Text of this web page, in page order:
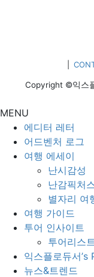
Copyright ©익스
MENU
에디터 레터
어드벤처 로그
여행 에세이
난시감성
난감픽처
별자리 여
여행 가이드
투어 인사이트
투어리스
익스플로듀서’s
뉴스&트렌드